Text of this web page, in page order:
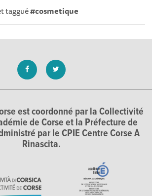
taggué#cosmetique
est coordonné par la Collectivité
de Corse et la Préfecture de
par le CPIE Centre Corse A
Rinascita.